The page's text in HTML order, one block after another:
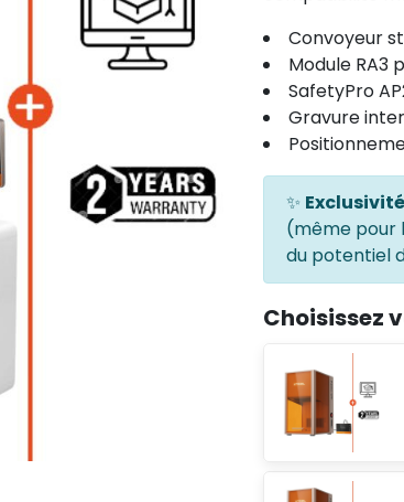
Convoyeur
Module RA3
SafetyPro
Gravure
✨ Exclusivité
(même pour
du potentiel
Choisissez